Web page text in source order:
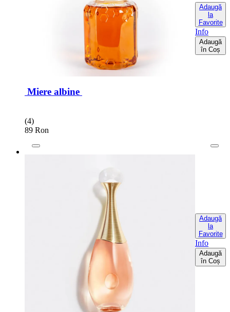
Adaugă
la
Favorite
Info
Adaugă
în Coș
Miere albine
(4)
89 Ron
Adaugă
la
Favorite
Info
Adaugă
în Coș